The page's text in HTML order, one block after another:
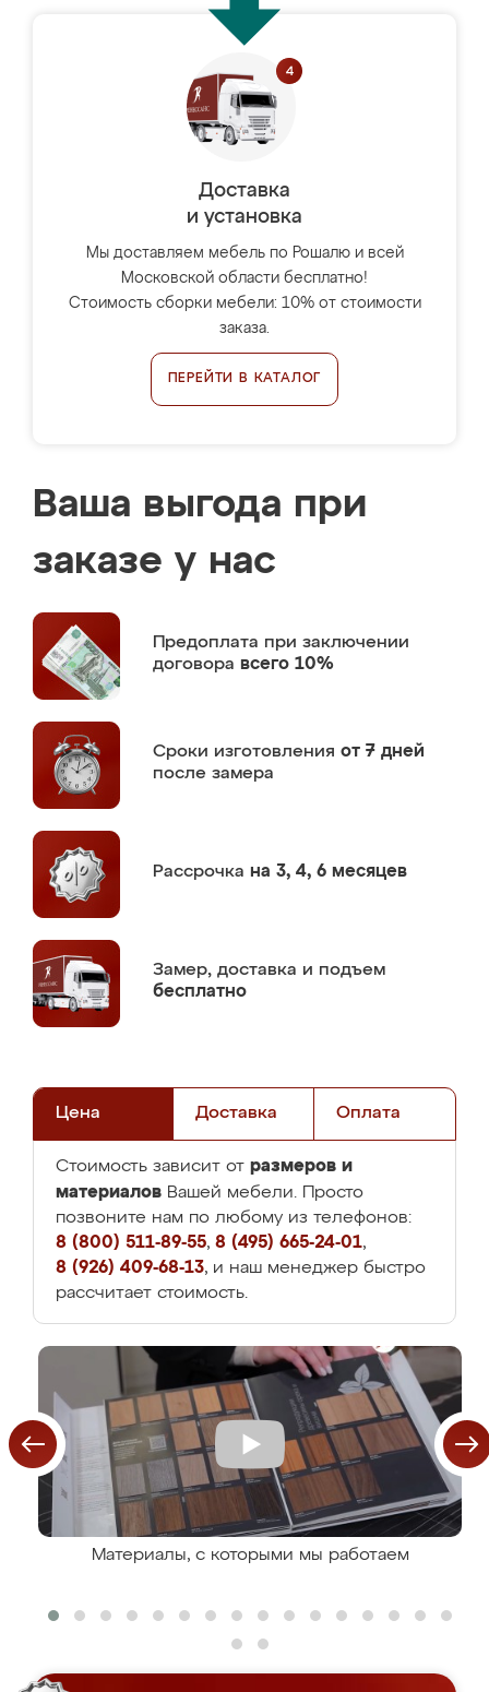
Доставка
и установка
Мы доставляем мебель по Рошалю и всей
Московской области бесплатно!
Стоимость сборки мебели: 10% от стоимости
заказа.
ПЕРЕЙТИ В КАТАЛОГ
Ваша выгода при
заказе у нас
Предоплата при заключении
договора всего 10%
Сроки изготовления от 7 дней
после замера
Рассрочка на 3, 4, 6 месяцев
Замер, доставка и подъем
бесплатно
Цена Доставка Оплата
Стоимость зависит от размеров и
материалов Вашей мебели. Просто
позвоните нам по любому из телефонов:
8 (800) 511-89-55, 8 (495) 665-24-01,
8 (926) 409-68-13, и наш менеджер быстро
рассчитает стоимость.
Материалы, с которыми мы работаем